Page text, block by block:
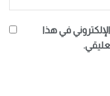
في هذا